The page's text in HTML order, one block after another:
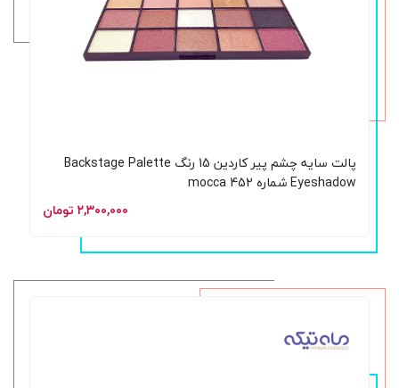
پالت سایه چشم پیر کاردین 15 رنگ Backstage Palette
Eyeshadow شماره mocca 452
۲,۳۰۰,۰۰۰ تومان